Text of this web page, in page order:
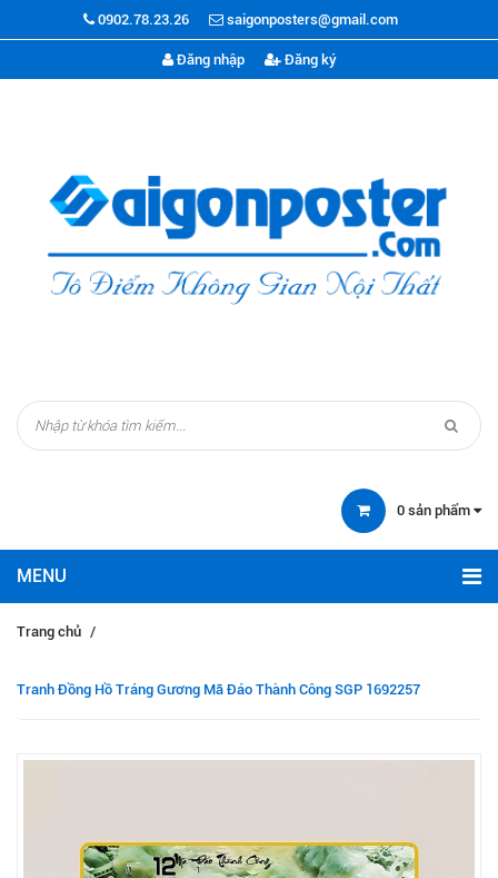
0902.78.23.26 saigonposters@gmail.com
Đăng nhập Đăng ký
0 sản phẩm
Trang chủ /
Tranh Đồng Hồ Tráng Gương Mã Đáo Thành Công SGP 1692257